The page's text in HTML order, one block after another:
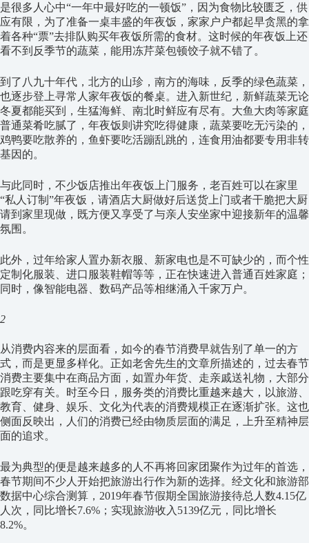
是很多人心中“一年中最好吃的一顿饭”，因为食物比较匮乏，供
应有限，为了准备一桌丰盛的年夜饭，家家户户都起早贪黑的拿
着各种“票”去排队购买年夜饭所需的食材。这时候的年夜饭上还
看不到反季节的蔬菜，能用冻芹菜包顿饺子就不错了。
到了八九十年代，北方的山珍，南方的海味，反季的绿色蔬菜，
也逐步登上寻常人家年夜饭的餐桌。进入新世纪，新鲜蔬菜无论
冬夏都能买到，生猛海鲜、南北时鲜应有尽有。大鱼大肉等家庭
普通菜肴吃腻了，年夜饭则讲究吃得健康，蔬菜要吃无污染的，
鸡鸭要吃散养的，鱼虾要吃活蹦乱跳的，连食用油都要专用非转
基因的。
与此同时，不少饭店推出年夜饭上门服务，老百姓可以在家里
“私人订制”年夜饭，请酒店大厨做好后送货上门或者干脆把大厨
请到家里现做，既方便又享受了与亲人安坐家中迎接新年的温馨
氛围。
此外，过年给家人置办新衣服、新家电也是不可缺少的，而个性
定制化服装、进口服装鞋帽等等，正在快速进入普通百姓家庭；
同时，像智能电器、数码产品等相继涌入千家万户。
2
从消费内容来的层面看，如今的春节消费早就告别了单一的方
式，而是更显多样化。正如老舍先生的文章所描述的，过去春节
消费主要集中在商品方面，如置办年货、走亲戚送礼物，大部分
跟吃穿有关。时至今日，服务类的消费比重越来越大，以旅游、
教育、健身、娱乐、文化为代表的消费规模正在逐渐扩张。这也
侧面反映出，人们的消费已经由物质层面的满足，上升至精神层
面的追求。
最为典型的便是越来越多的人不再将回家团聚作为过年的首选，
春节期间不少人开始把旅游出行作为新的选择。经文化和旅游部
数据中心综合测算，2019年春节假期全国旅游接待总人数4.15亿
人次，同比增长7.6%；实现旅游收入5139亿元，同比增长
8.2%。